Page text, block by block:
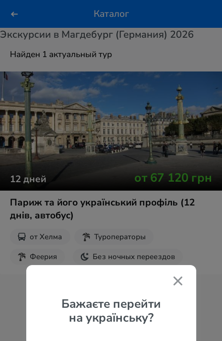
Каталог
Экскурсии в Магдебург (Германия) 2026
Найден 1 актуальный тур
12дней от 67 120 грн
Париж та його український профіль (12
днів, автобус)
от Хелма
Туроператоры
Феерия
Без ночных переездов
Бажаєте перейти
на українську?